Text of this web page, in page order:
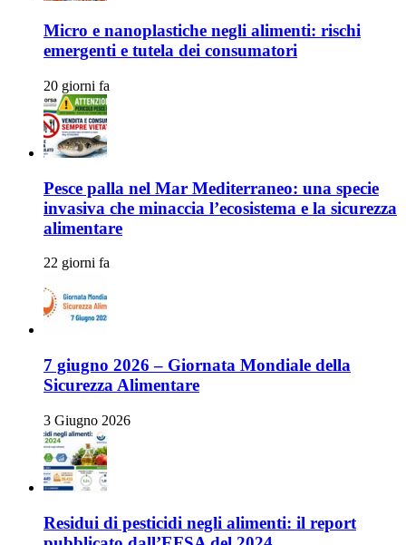
Micro e nanoplastiche negli alimenti: rischi
emergenti e tutela dei consumatori
20 giorni fa
Pesce palla nel Mar Mediterraneo: una specie
invasiva che minaccia l’ecosistema e la sicurezza
alimentare
22 giorni fa
7 giugno 2026 – Giornata Mondiale della
Sicurezza Alimentare
3 Giugno 2026
Residui di pesticidi negli alimenti: il report